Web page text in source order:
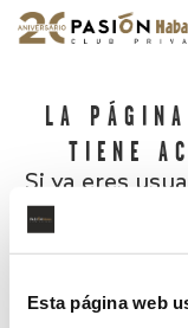
Esta página web
LA
TIENE
Si ya eres